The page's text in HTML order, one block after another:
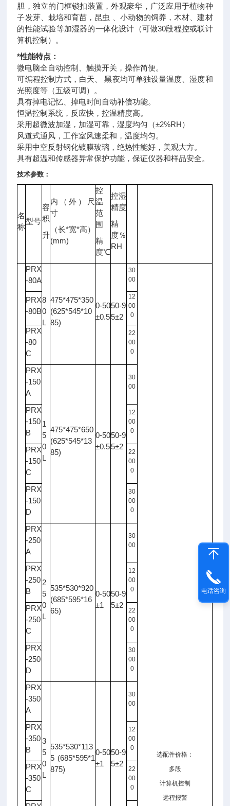
胆，独立的门框锁扣装置，外观豪华，广泛应用于植物种
子发芽、栽培和育苗，昆虫 、小动物的饲养，木材、建材
的性能试验等加湿器的一体化设计（可做30段程控或联计
算机控制）。
*性能特点：
微电脑全自动控制、触摸开关，操作简便。
可编程控制方式，白天、 黑夜均可单独设量温度、湿度和
光照度等（五级可调）。
具有掉电记忆、掉电时间自动补偿功能。
恒温控制系统，反应快，控温精度高。
采用超微波加湿，加湿可靠，湿度均匀（±2%RH）
风道式通风，工作室风速柔和，温度均匀。
采用中空反射钢化镀膜玻璃，绝热性能好，美观大方。
具有超温和传感器异常保护功能，保证仪器和样品安全。
技术参数：
名
称
型号
容
积
升
内（外）尺
寸
（长*宽*高）
(mm)
控
温
范
围
精
度℃
控湿
精度
精
度％
RH
PRX
-80A
8
0
L
475*475*350
(625*545*10
85)
0-50
±0.5
50-9
5±2
30
00
选配件价格：
多段
计算机控制
远程报警
PRX
-80B
12
00
0
PRX
-80
C
22
00
0
PRX
-150
A
1
5
0
L
475*475*650
(625*545*13
85)
0-50
±0.5
50-9
5±2
30
00
PRX
-150
B
12
00
0
PRX
-150
C
22
00
0
PRX
-150
D
30
00
0
PRX
-250
A
2
5
0
L
535*530*920
(685*595*16
65)
0-50
±1
50-9
5±2
30
00
PRX
-250
B
12
00
0
PRX
-250
C
22
00
0
PRX
-250
D
30
00
0
PRX
-350
A
3
5
0
L
535*530*113
5 (685*595*1
875)
0-50
±1
50-9
5±2
30
00
PRX
-350
B
12
00
0
PRX
-350
C
22
00
0
电话咨询